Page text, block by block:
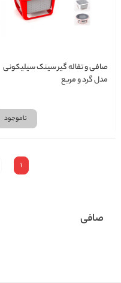
صافی و تفاله گیر سینک سیلیکونی
مدل گرد و مربع
ناموجود
1
صافی